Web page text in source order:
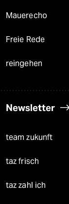
Mauerecho
Freie Rede
reingehen
Newsletter
team zukunft
taz frisch
taz zahl ich